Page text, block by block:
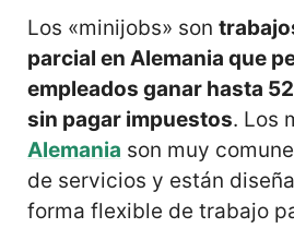
Los «minijobs» son
parcial en Alemania que
empleados ganar hasta
sin pagar impuestos. Los
Alemania son muy
de servicios y están
forma flexible de trabajo